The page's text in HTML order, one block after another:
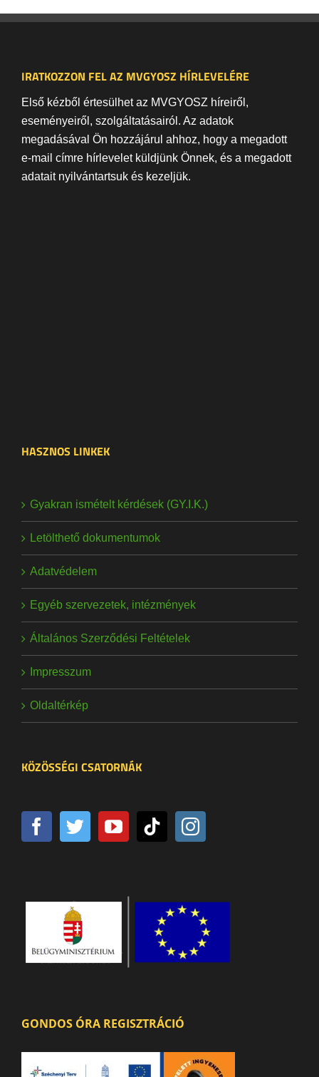
IRATKOZZON FEL AZ MVGYOSZ HÍRLEVELÉRE
Első kézből értesülhet az MVGYOSZ híreiről,
eseményeiről, szolgáltatásairól. Az adatok
megadásával Ön hozzájárul ahhoz, hogy a megadott
e-mail címre hírlevelet küldjünk Önnek, és a megadott
adatait nyilvántartsuk és kezeljük.
HASZNOS LINKEK
Gyakran ismételt kérdések (GY.I.K.)
Letölthető dokumentumok
Adatvédelem
Egyéb szervezetek, intézmények
Általános Szerződési Feltételek
Impresszum
Oldaltérkép
KÖZÖSSÉGI CSATORNÁK
GONDOS ÓRA REGISZTRÁCIÓ